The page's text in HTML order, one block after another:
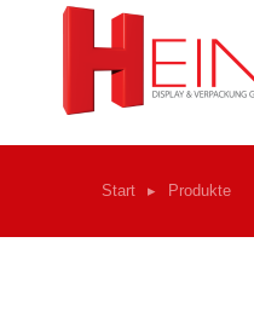
Sie befinden sich
Start Produkte